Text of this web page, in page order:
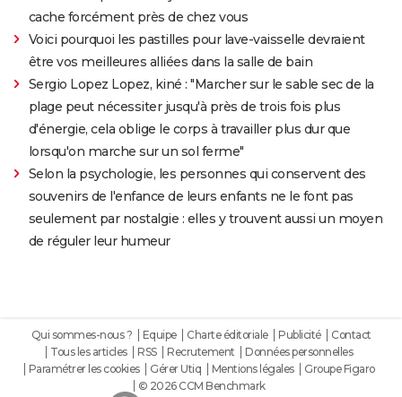
cache forcément près de chez vous
Voici pourquoi les pastilles pour lave-vaisselle devraient
être vos meilleures alliées dans la salle de bain
Sergio Lopez Lopez, kiné : "Marcher sur le sable sec de la
plage peut nécessiter jusqu'à près de trois fois plus
d'énergie, cela oblige le corps à travailler plus dur que
lorsqu'on marche sur un sol ferme"
Selon la psychologie, les personnes qui conservent des
souvenirs de l'enfance de leurs enfants ne le font pas
seulement par nostalgie : elles y trouvent aussi un moyen
de réguler leur humeur
Qui sommes-nous ? Equipe Charte éditoriale Publicité
Contact
Tous les articles
RSS Recrutement
Données personnelles
Paramétrer les cookies
Gérer Utiq Mentions légales
Groupe Figaro
© 2026 CCM Benchmark